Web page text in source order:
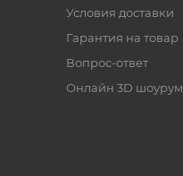
Условия доставки
Гарантия на товар
Вопрос-ответ
Онлайн 3D шоурум